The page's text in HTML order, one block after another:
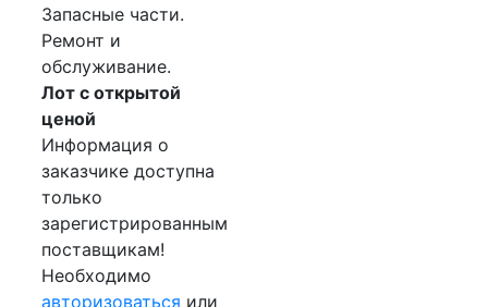
Запасные части.
Ремонт и
обслуживание.
Лот с открытой
ценой
Информация о
заказчике доступна
только
зарегистрированным
поставщикам!
Необходимо
авторизоваться или